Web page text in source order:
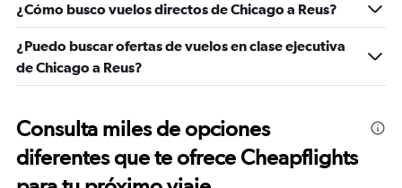
¿Cómo busco vuelos directos de Chicago a Reus?
¿Puedo buscar ofertas de vuelos en clase ejecutiva
de Chicago a Reus?
Consulta miles de opciones
diferentes que te ofrece Cheapflights